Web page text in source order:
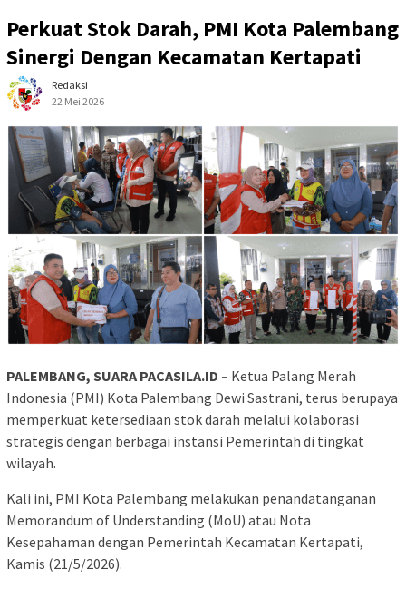
Perkuat Stok Darah, PMI Kota Palembang
Sinergi Dengan Kecamatan Kertapati
Redaksi
22 Mei 2026
PALEMBANG, SUARA PACASILA.ID – Ketua Palang Merah
Indonesia (PMI) Kota Palembang Dewi Sastrani, terus berupaya
memperkuat ketersediaan stok darah melalui kolaborasi
strategis dengan berbagai instansi Pemerintah di tingkat
wilayah.
Kali ini, PMI Kota Palembang melakukan penandatanganan
Memorandum of Understanding (MoU) atau Nota
Kesepahaman dengan Pemerintah Kecamatan Kertapati,
Kamis (21/5/2026).